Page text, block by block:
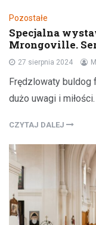
Pozostałe
Specjalna
Mrongoville.
27 sierpnia 2024
Frędzlowaty buldog
dużo uwagi i
CZYTAJ DALEJ